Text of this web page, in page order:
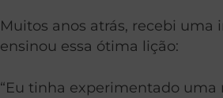
Muitos anos atrás, recebi uma
ensinou essa ótima lição:
“Eu tinha experimentado uma